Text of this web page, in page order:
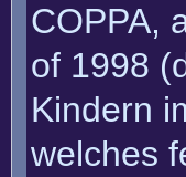
COPPA,
of 1998
Kindern
welches